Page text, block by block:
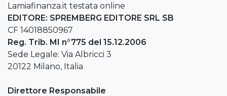
Lamiafinanza.it testata online
EDITORE: SPREMBERG EDITORE SRL SB
CF 14018850967
Reg. Trib. MI n°775 del 15.12.2006
Sede Legale: Via Albricci 3
20122 Milano, Italia
Direttore Responsabile